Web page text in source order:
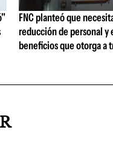
FNC planteó que
reducción de personal y
beneficios que otorga a